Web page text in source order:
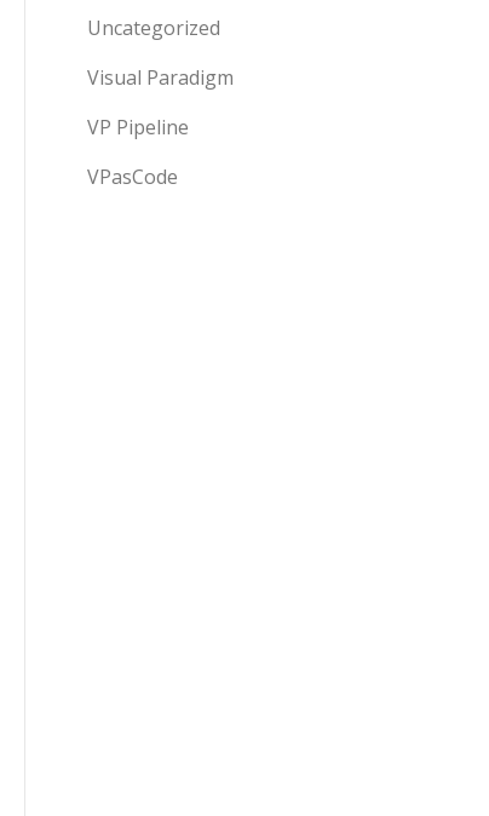
Uncategorized
Visual Paradigm
VP Pipeline
VPasCode